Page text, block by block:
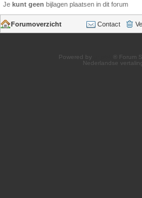
Je kunt geen bijlagen plaatsen in dit forum
Forumoverzicht Contact
Powered by
® Forum
Nederlandse